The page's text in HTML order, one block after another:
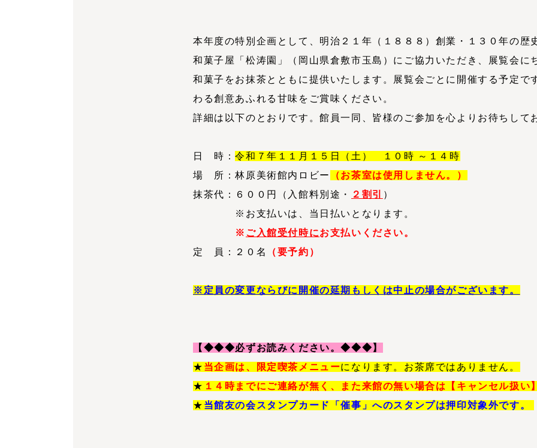
本年度の特別企画として、明治２１年（１８８８）創業・１３０年の歴
和菓子屋「松涛園」（岡山県倉敷市玉島）にご協力いただき、展覧会に
和菓子をお抹茶とともに提供いたします。展覧会ごとに開催する予定で
わる創意あふれる甘味をご賞味ください。
詳細は以下のとおりです。館員一同、皆様のご参加を心よりお待ちして
日 時：令和７年１１月１５日（土） １０時 ～１４時
場 所：林原美術館内ロビー
（お茶室は使用しません。）
抹茶代：６００円
（入館料別途・ ２割引
）
※お支払いは、当日払いとなります。
※ ご入館受付時にお支払いください。
定 員：２０名
（要予約）
※定員の変更ならびに開催の延期もしくは中止の場合がございます。
【◆◆◆必ずお読みください。◆◆◆】
★ 当企画は、限定喫茶メニューになります。お茶席ではありません。
★ １４時までにご連絡が無く、また来館の無い場合は【キャンセル扱い
★ 当館友の会スタンプカード「催事」へのスタンプは押印対象外です。